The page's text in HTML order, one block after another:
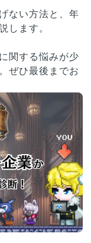
ない方法と、年
します。
関する悩みが少
ぜひ最後までお